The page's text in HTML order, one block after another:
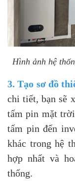
Hình ảnh hệ
3. Tạo sơ đồ
chi tiết, bạn sẽ
tấm pin mặt
tấm pin đến
khác trong hệ
hợp nhất và
thống.